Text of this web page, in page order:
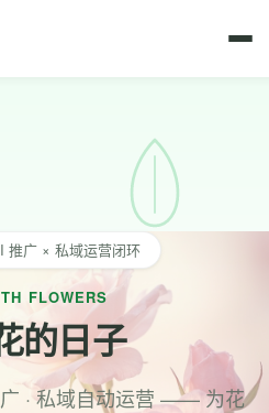
推广 × 私域运营闭环
FLOWERS
的日子
· 私域自动运营 —— 为花